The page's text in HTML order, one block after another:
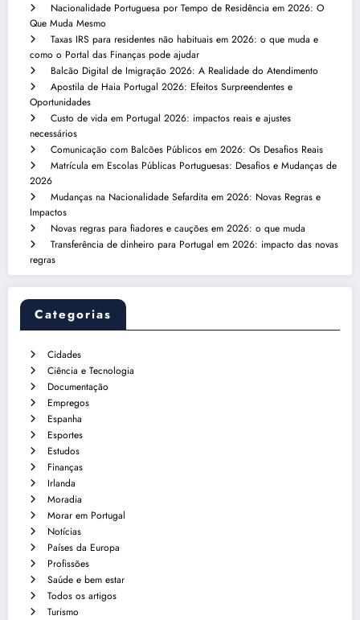
Nacionalidade Portuguesa por Tempo de Residência em 2026: O
Que Muda Mesmo
Taxas IRS para residentes não habituais em 2026: o que muda e
como o Portal das Finanças pode ajudar
Balcão Digital de Imigração 2026: A Realidade do Atendimento
Apostila de Haia Portugal 2026: Efeitos Surpreendentes e
Oportunidades
Custo de vida em Portugal 2026: impactos reais e ajustes
necessários
Comunicação com Balcões Públicos em 2026: Os Desafios Reais
Matrícula em Escolas Públicas Portuguesas: Desafios e Mudanças de
2026
Mudanças na Nacionalidade Sefardita em 2026: Novas Regras e
Impactos
Novas regras para fiadores e cauções em 2026: o que muda
Transferência de dinheiro para Portugal em 2026: impacto das novas
regras
Categorias
Cidades
Ciência e Tecnologia
Documentação
Empregos
Espanha
Esportes
Estudos
Finanças
Irlanda
Moradia
Morar em Portugal
Notícias
Países da Europa
Profissões
Saúde e bem estar
Todos os artigos
Turismo